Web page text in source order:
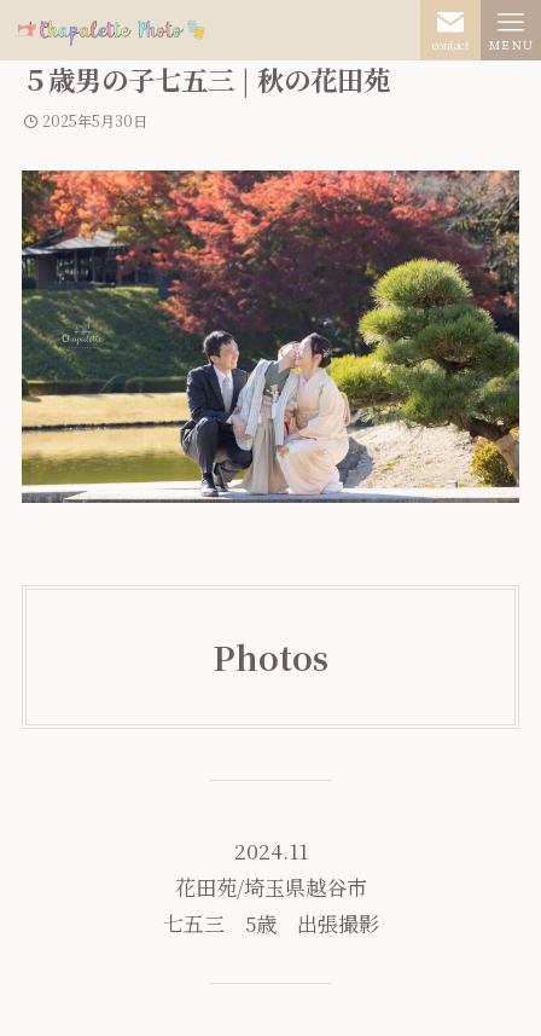
contact ＭＥＮＵ
５歳男の子七五三 | 秋の花田苑
2025年5月30日
Photos
2024.11
花田苑/埼玉県越谷市
七五三 5歳 出張撮影